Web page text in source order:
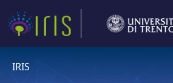
IRIS